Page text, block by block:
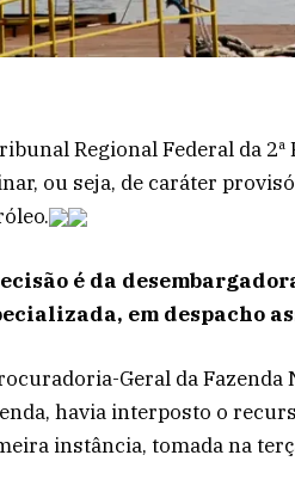
Regional Federal da
ou seja, de caráter
é da
em despacho
Geral da
havia interposto o
instância, tomada na